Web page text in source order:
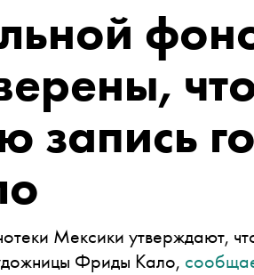
запись
Мексики утверждают,
Фриды Кало,